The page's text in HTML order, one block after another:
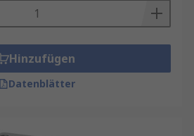
Hinzufügen
Datenblätter